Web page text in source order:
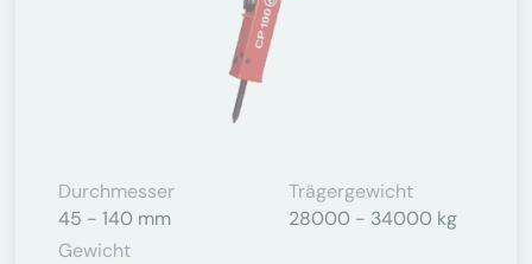
Durchmesser
45 - 140 mm
Trägergewicht
28000 - 34000 kg
Gewicht